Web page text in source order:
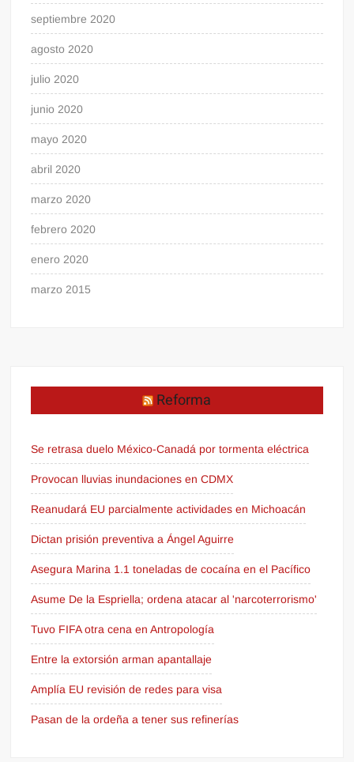
septiembre 2020
agosto 2020
julio 2020
junio 2020
mayo 2020
abril 2020
marzo 2020
febrero 2020
enero 2020
marzo 2015
Reforma
Se retrasa duelo México-Canadá por tormenta eléctrica
Provocan lluvias inundaciones en CDMX
Reanudará EU parcialmente actividades en Michoacán
Dictan prisión preventiva a Ángel Aguirre
Asegura Marina 1.1 toneladas de cocaína en el Pacífico
Asume De la Espriella; ordena atacar al 'narcoterrorismo'
Tuvo FIFA otra cena en Antropología
Entre la extorsión arman apantallaje
Amplía EU revisión de redes para visa
Pasan de la ordeña a tener sus refinerías